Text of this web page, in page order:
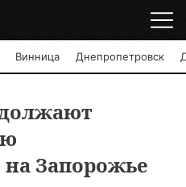
Винница Днепропетровск
Запорожье